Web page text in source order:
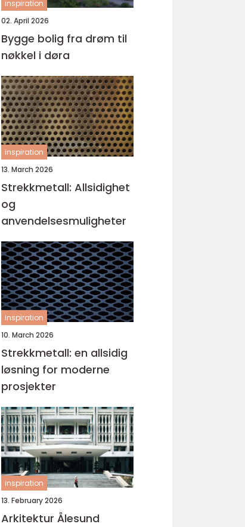
inspiration
02. April 2026
Bygge bolig fra drøm til
nøkkel i døra
inspiration
13. March 2026
Strekkmetall: Allsidighet
og
anvendelsesmuligheter
inspiration
10. March 2026
Strekkmetall: en allsidig
løsning for moderne
prosjekter
inspiration
13. February 2026
Arkitektur Ålesund